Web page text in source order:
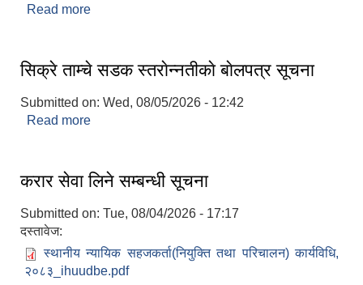
Read more
सिक्रे ताम्चे सडक स्तराेन्नतीकाे बाेलपत्र सूचना
Submitted on: Wed, 08/05/2026 - 12:42
Read more
करार सेवा लिने सम्बन्धी सूचना
Submitted on: Tue, 08/04/2026 - 17:17
दस्तावेज:
स्थानीय न्यायिक सहजकर्ता(नियुक्ति तथा परिचालन) कार्यविधि,
२०८३_ihuudbe.pdf